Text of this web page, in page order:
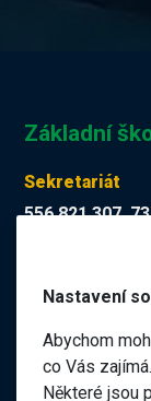
Základní
Sekretariát
556 821 307,
Nastavení
Abychom
co Vás
Některé jsou